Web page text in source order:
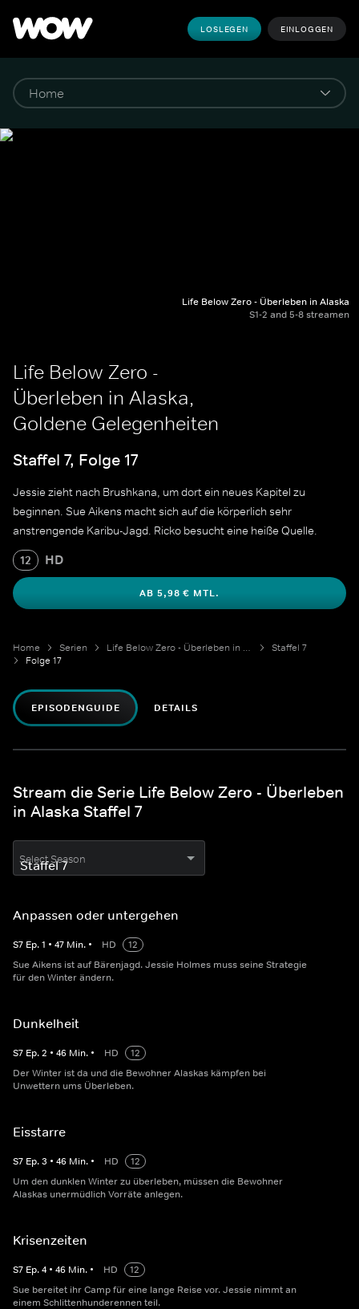
LOSLEGEN EINLOGGEN
Life Below Zero - Überleben in Alaska
S1-2 and 5-8 streamen
Life Below Zero -
Überleben in Alaska,
Goldene Gelegenheiten
Staffel 7, Folge 17
Jessie zieht nach Brushkana, um dort ein neues Kapitel zu
beginnen. Sue Aikens macht sich auf die körperlich sehr
anstrengende Karibu-Jagd. Ricko besucht eine heiße Quelle.
12 HD
AB 5,98 € MTL.
Home Serien Life Below Zero - Überleben in Alaska
Staffel 7
Folge 17
EPISODENGUIDE DETAILS
Stream die Serie Life Below Zero - Überleben
in Alaska Staffel 7
Select Season
Anpassen oder untergehen
S7 Ep.1 • 47 Min. • HD
12
Sue Aikens ist auf Bärenjagd. Jessie Holmes muss seine Strategie
für den Winter ändern.
Dunkelheit
S7 Ep.2 • 46 Min. • HD
12
Der Winter ist da und die Bewohner Alaskas kämpfen bei
Unwettern ums Überleben.
Eisstarre
S7 Ep.3 • 46 Min. • HD
12
Um den dunklen Winter zu überleben, müssen die Bewohner
Alaskas unermüdlich Vorräte anlegen.
Krisenzeiten
S7 Ep.4 • 46 Min. • HD
12
Sue bereitet ihr Camp für eine lange Reise vor. Jessie nimmt an
einem Schlittenhunderennen teil.